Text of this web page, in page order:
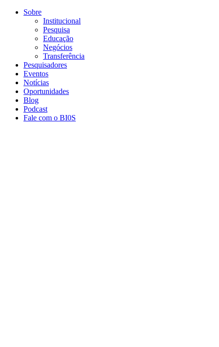
Conteúdo principal
Sobre
Institucional
Pesquisa
Educação
Negócios
Transferência
Pesquisadores
Eventos
Notícias
Oportunidades
Blog
Podcast
Fale com o BI0S